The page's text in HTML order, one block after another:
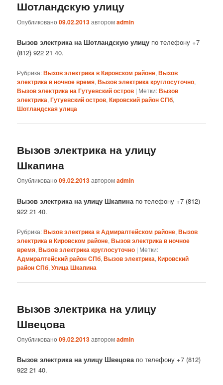
Шотландскую улицу
Опубликовано09.02.2013авторомadmin
Вызов электрика на Шотландскую улицу по телефону +7
(812) 922 21 40.
Рубрика:Вызов электрика в Кировском районе,Вызов
электрика в ночное время,Вызов электрика круглосуточно,
Вызов электрика на Гутуевский остров | Метки:Вызов
электрика,Гутуевский остров,Кировский район СПб,
Шотландская улица
Вызов электрика на улицу
Шкапина
Опубликовано09.02.2013авторомadmin
Вызов электрика на улицу Шкапина по телефону +7 (812)
922 21 40.
Рубрика:Вызов электрика в Адмиралтейском районе,Вызов
электрика в Кировском районе,Вызов электрика в ночное
время,Вызов электрика круглосуточно | Метки:
Адмиралтейский район СПб,Вызов электрика,Кировский
район СПб,Улица Шкапина
Вызов электрика на улицу
Швецова
Опубликовано09.02.2013авторомadmin
Вызов электрика на улицу Швецовапо телефону +7 (812)
922 21 40.